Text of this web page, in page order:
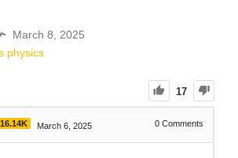
March 8, 2025
physics
17
16.14K March 6, 2025 0 Comments